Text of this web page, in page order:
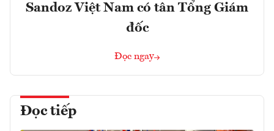
Sandoz Việt Nam có tân Tổng Giám
đốc
Đọc ngay
Đọc tiếp